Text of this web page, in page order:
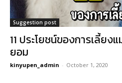
Suggestion post
11 ประโยชน์ของการเลี้ย
ยอม
kinyupen_admin - October 1, 2020